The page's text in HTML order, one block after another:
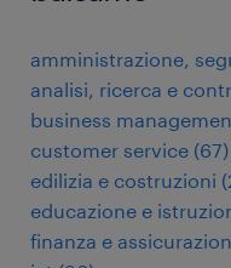
amministrazione,
analisi, ricerca e
business
customer service (67)
edilizia e costruzioni (
educazione e
finanza e